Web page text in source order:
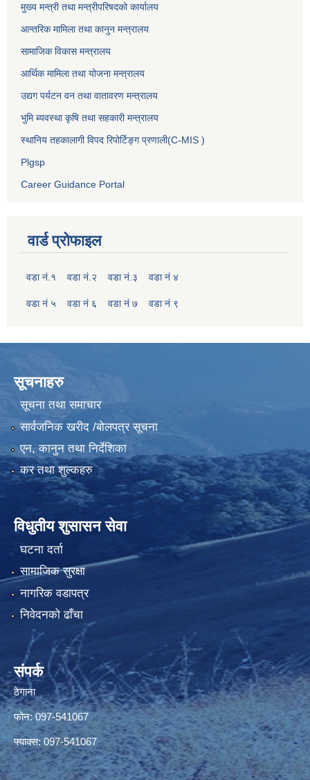
मुख्य मन्त्री तथा मन्त्रीपरिषदको कार्यालय
आन्तरिक मामिला तथा कानुन मन्त्रालय
सामाजिक विकास मन्त्रालय
आर्थिक मामिला तथा योजना मन्त्रालय
उद्यग पर्यटन वन तथा वातावरण मन्त्रालय
भुमि ब्यवस्था कृषि तथा सहकारी मन्त्रालय
स्थानिय तहकालागी विपद रिपोर्टिङ्ग प्रणाली(C-MIS )
Plgsp
Career Guidance Portal
वार्ड प्रोफाइल
वडा नं.१ वडा नं.२ वडा नं.३ वडा नं ४
वडा नं ५ वडा नं ६ वडा नं ७ वडा नं ९
सूचनाहरु
सूचना तथा समाचार
सार्वजनिक खरीद /बोलपत्र सूचना
एन, कानुन तथा निर्देशिका
कर तथा शुल्कहरु
विधुतीय शुसासन सेवा
घटना दर्ता
सामाजिक सुरक्षा
नागरिक वडापत्र
निवेदनको ढाँचा
संपर्क
ठेगाना
फोन: 097-541067
फ्याक्स: 097-541067